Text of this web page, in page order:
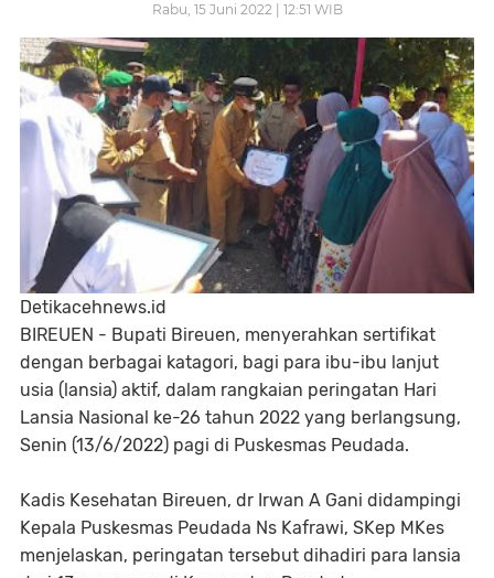
Rabu, 15 Juni 2022 | 12:51 WIB
Detikacehnews.id
BIREUEN - Bupati Bireuen, menyerahkan sertifikat
dengan berbagai katagori, bagi para ibu-ibu lanjut
usia (lansia) aktif, dalam rangkaian peringatan Hari
Lansia Nasional ke-26 tahun 2022 yang berlangsung,
Senin (13/6/2022) pagi di Puskesmas Peudada.
Kadis Kesehatan Bireuen, dr Irwan A Gani didampingi
Kepala Puskesmas Peudada Ns Kafrawi, SKep MKes
menjelaskan, peringatan tersebut dihadiri para lansia